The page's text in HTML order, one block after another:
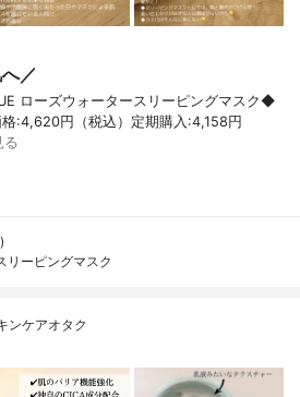
／
ローズウォータースリーピングマスク◆
:4,620円（税込）定期購入:4,158円
る
リーピングマスク
ンケアオタク